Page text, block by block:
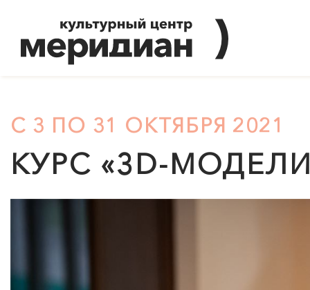
С 3 ПО 31 ОКТЯБРЯ 2021
КУРС «3D-